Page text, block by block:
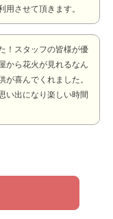
用させて頂きます。
！スタッフの皆様が優
から花火が見れるなん
喜んでくれました。
い出になり楽しい時間